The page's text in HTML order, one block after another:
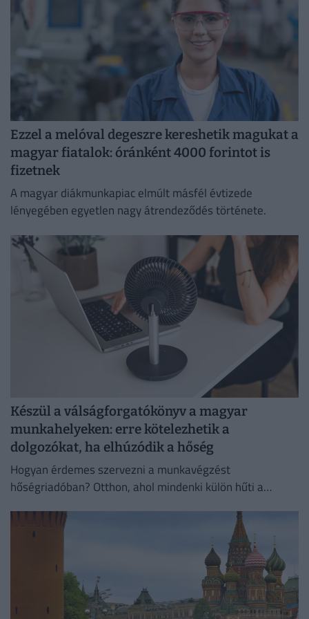
Ezzel a melóval degeszre kereshetik magukat a
magyar fiatalok: óránként 4000 forintot is
fizetnek
A magyar diákmunkapiac elmúlt másfél évtizede
lényegében egyetlen nagy átrendeződés története.
Készül a válságforgatókönyv a magyar
munkahelyeken: erre kötelezhetik a
dolgozókat, ha elhúzódik a hőség
Hogyan érdemes szervezni a munkavégzést
hőségriadóban? Otthon, ahol mindenki külön hűti a
irodaházban, ahol a hűtés központilag működik.